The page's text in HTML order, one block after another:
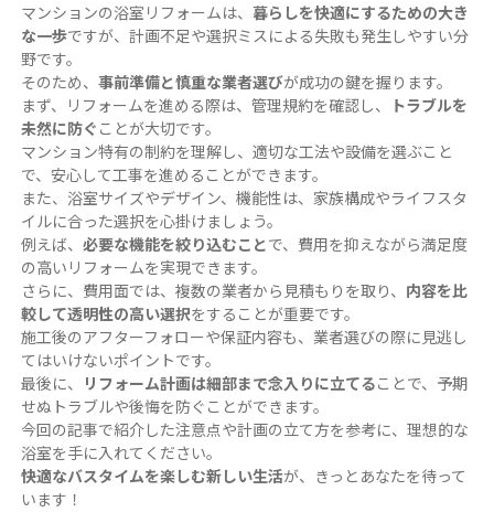
マンションの浴室リフォームは、 暮らしを快適にするための大き
な一歩ですが、計画不足や選択ミスによる失敗も発生しやすい分
野です。
そのため、 事前準備と慎重な業者選びが成功の鍵を握ります。
まず、リフォームを進める際は、管理規約を確認し、
トラブルを
未然に防ぐ ことが大切です。
マンション特有の制約を理解し、適切な工法や設備を選ぶこと
で、安心して工事を進めることができます。
また、浴室サイズやデザイン、機能性は、家族構成やライフスタ
イルに合った選択を心掛けましょう。
例えば、 必要な機能を絞り込むことで、費用を抑えながら満足度
の高いリフォームを実現できます。
さらに、費用面では、複数の業者から見積もりを取り、 内容を比
較して透明性の高い選択をすることが重要です。
施工後のアフターフォローや保証内容も、業者選びの際に見逃し
てはいけないポイントです。
最後に、 リフォーム計画は細部まで念入りに立てることで、予期
せぬトラブルや後悔を防ぐことができます。
今回の記事で紹介した注意点や計画の立て方を参考に、理想的な
浴室を手に入れてください。
快適なバスタイムを楽しむ新しい生活が、きっとあなたを待って
います！